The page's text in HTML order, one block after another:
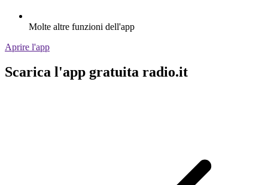
Molte altre funzioni dell'app
Aprire l'app
Scarica l'app gratuita radio.it